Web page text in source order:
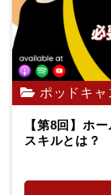
ポッドキャ
【第8回】ホ
スキルとは？